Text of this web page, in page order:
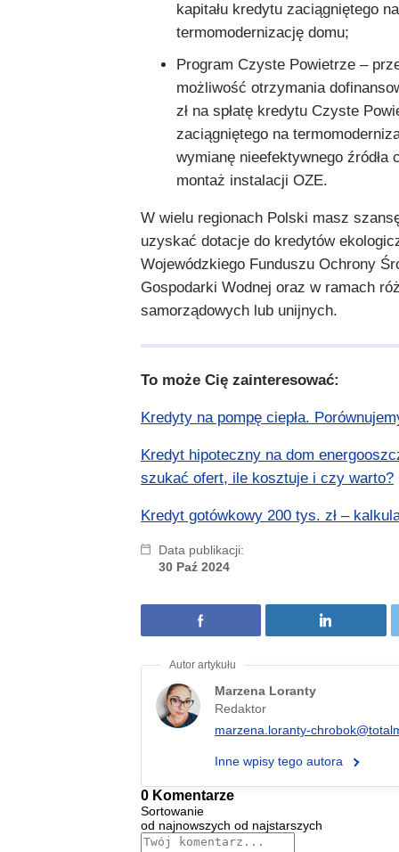
kapitału kredytu zaciągniętego na
termomodernizację domu;
Program Czyste Powietrze –
możliwość otrzymania
zł na spłatę kredytu Czyste
zaciągniętego na
wymianę nieefektywnego źródła
montaż instalacji OZE.
W wielu regionach Polski masz
uzyskać dotacje do kredytów
Wojewódzkiego Funduszu Ochrony
Gospodarki Wodnej oraz w ramach
samorządowych lub unijnych.
To może Cię zainteresować:
Kredyty na pompę ciepła.
Kredyt hipoteczny na dom
szukać ofert, ile kosztuje i czy warto?
Kredyt gotówkowy 200 tys. zł –
Data publikacji:
30 Paź 2024
Marzena Loranty
Redaktor
marzena.loranty-
Inne wpisy tego autora
0 Komentarze
Sortowanie
od najnowszych od najstarszych